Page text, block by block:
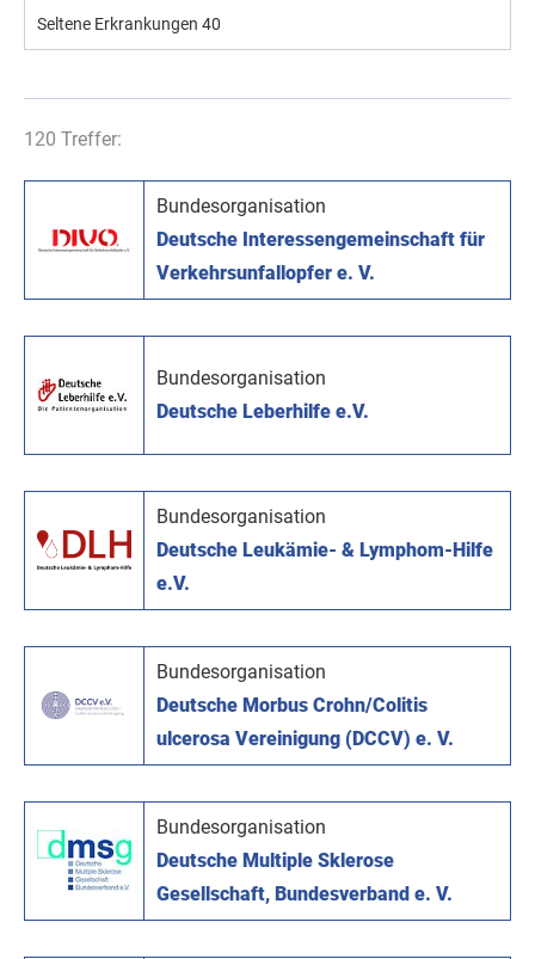
Seltene Erkrankungen 40
120 Treffer:
Bundesorganisation
Deutsche Interessengemeinschaft für
Verkehrsunfallopfer e. V.
Bundesorganisation
Deutsche Leberhilfe e.V.
Bundesorganisation
Deutsche Leukämie- & Lymphom-Hilfe
e.V.
Bundesorganisation
Deutsche Morbus Crohn/Colitis
ulcerosa Vereinigung (DCCV) e. V.
Bundesorganisation
Deutsche Multiple Sklerose
Gesellschaft, Bundesverband e. V.